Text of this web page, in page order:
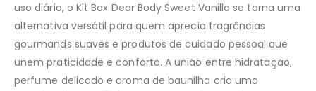
uso diário, o Kit Box Dear Body Sweet Vanilla se torna uma
alternativa versátil para quem aprecia fragrâncias
gourmands suaves e produtos de cuidado pessoal que
unem praticidade e conforto. A união entre hidratação,
perfume delicado e aroma de baunilha cria uma